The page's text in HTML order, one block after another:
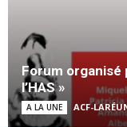
Forum organisé
l’HAS »
A LA UNE ACF-